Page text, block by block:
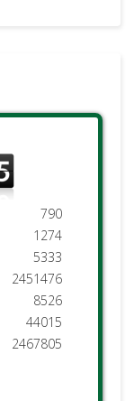
790
1274
5333
2451476
8526
44015
2467805